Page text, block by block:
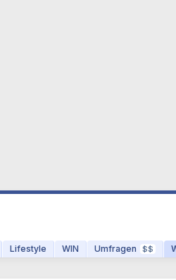
Lifestyle WIN Umfragen $$